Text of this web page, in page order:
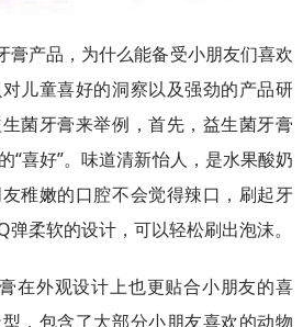
膏产品，为什么能备受小朋友们喜欢
儿童喜好的洞察以及强劲的产品研
菌牙膏来举例，首先，益生菌牙膏
“喜好”。味道清新怡人，是水果酸奶
稚嫩的口腔不会觉得辣口，刷起牙
柔软的设计，可以轻松刷出泡沫。
在外观设计上也更贴合小朋友的喜
，包含了大部分小朋友喜欢的动物